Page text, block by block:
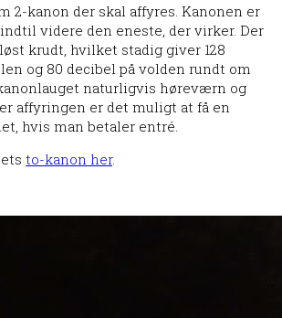
2-kanon der skal affyres. Kanonen er
videre den eneste, der virker. Der
krudt, hvilket stadig giver 128
og 80 decibel på volden rundt om
naturligvis høreværn og
affyringen er det muligt at få en
hvis man betaler entré.
to-kanon her.